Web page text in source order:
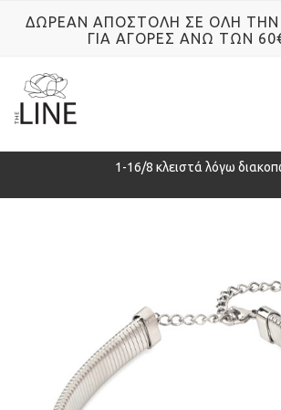
ΔΩΡΕΑΝ ΑΠΟΣΤΟΛΗ ΣΕ ΟΛΗ ΤΗΝ
ΓΙΑ ΑΓΟΡΕΣ ΑΝΩ ΤΩΝ
1-16/8 κλειστά λόγω